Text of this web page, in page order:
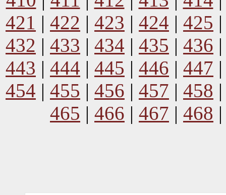
421 | 422 | 423 | 424 | 425
432 | 433 | 434 | 435 | 436
443 | 444 | 445 | 446 | 447
454 | 455 | 456 | 457 | 458
465 | 466 | 467 | 468